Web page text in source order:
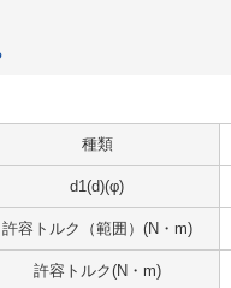
種類
d1(d)(φ)
許容トルク（範囲）(N・m)
許容トルク(N・m)